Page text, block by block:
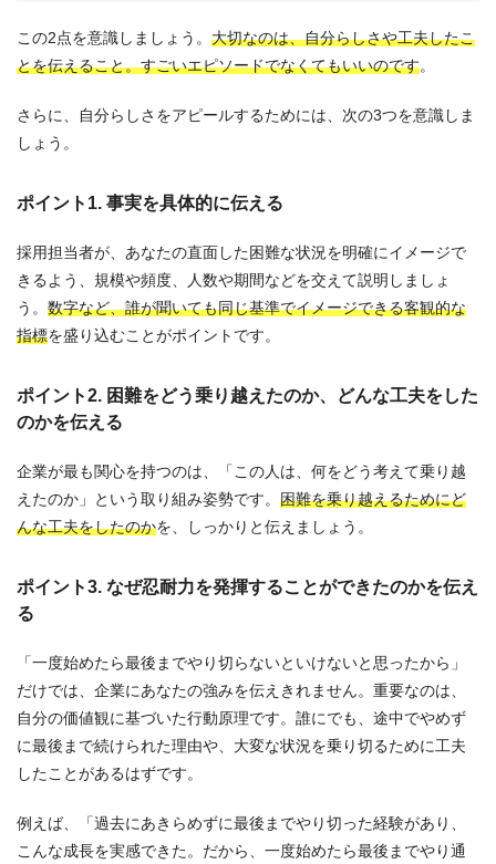
この2点を意識しましょう。 大切なのは、自分らしさや工夫したこ
とを伝えること。すごいエピソードでなくてもいいのです。
さらに、自分らしさをアピールするためには、次の3つを意識しま
しょう。
ポイント1. 事実を具体的に伝える
採用担当者が、あなたの直面した困難な状況を明確にイメージで
きるよう、規模や頻度、人数や期間などを交えて説明しましょ
う。 数字など、誰が聞いても同じ基準でイメージできる客観的な
指標を盛り込むことがポイントです。
ポイント2. 困難をどう乗り越えたのか、どんな工夫をした
のかを伝える
企業が最も関心を持つのは、「この人は、何をどう考えて乗り越
えたのか」という取り組み姿勢です。 困難を乗り越えるためにど
んな工夫をしたのかを、しっかりと伝えましょう。
ポイント3. なぜ忍耐力を発揮することができたのかを伝え
る
「一度始めたら最後までやり切らないといけないと思ったから」
だけでは、企業にあなたの強みを伝えきれません。重要なのは、
自分の価値観に基づいた行動原理です。誰にでも、途中でやめず
に最後まで続けられた理由や、大変な状況を乗り切るために工夫
したことがあるはずです。
例えば、「過去にあきらめずに最後までやり切った経験があり、
こんな成長を実感できた。だから、一度始めたら最後までやり通